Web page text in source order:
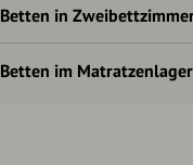
Betten in
Betten im Matratzenlager